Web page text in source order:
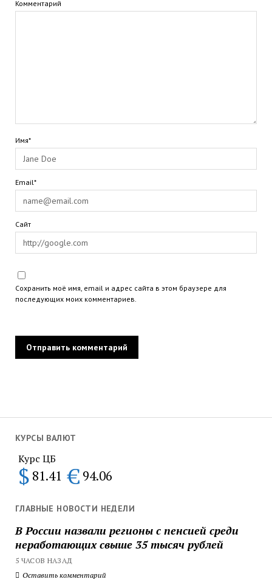
КУРСЫ ВАЛЮТ
Курс ЦБ
$ 81.41 € 94.06
ГЛАВНЫЕ НОВОСТИ НЕДЕЛИ
В России назвали регионы с пенсией среди
неработающих свыше 35 тысяч рублей
5 ЧАСОВ НАЗАД
Оставить комментарий
Комментарий
Имя*
Email*
Сайт
Сохранить моё имя, email и адрес сайта в этом браузере для
последующих моих комментариев.